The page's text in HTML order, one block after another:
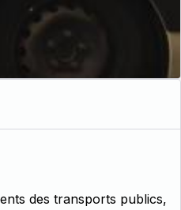
des transports publics,